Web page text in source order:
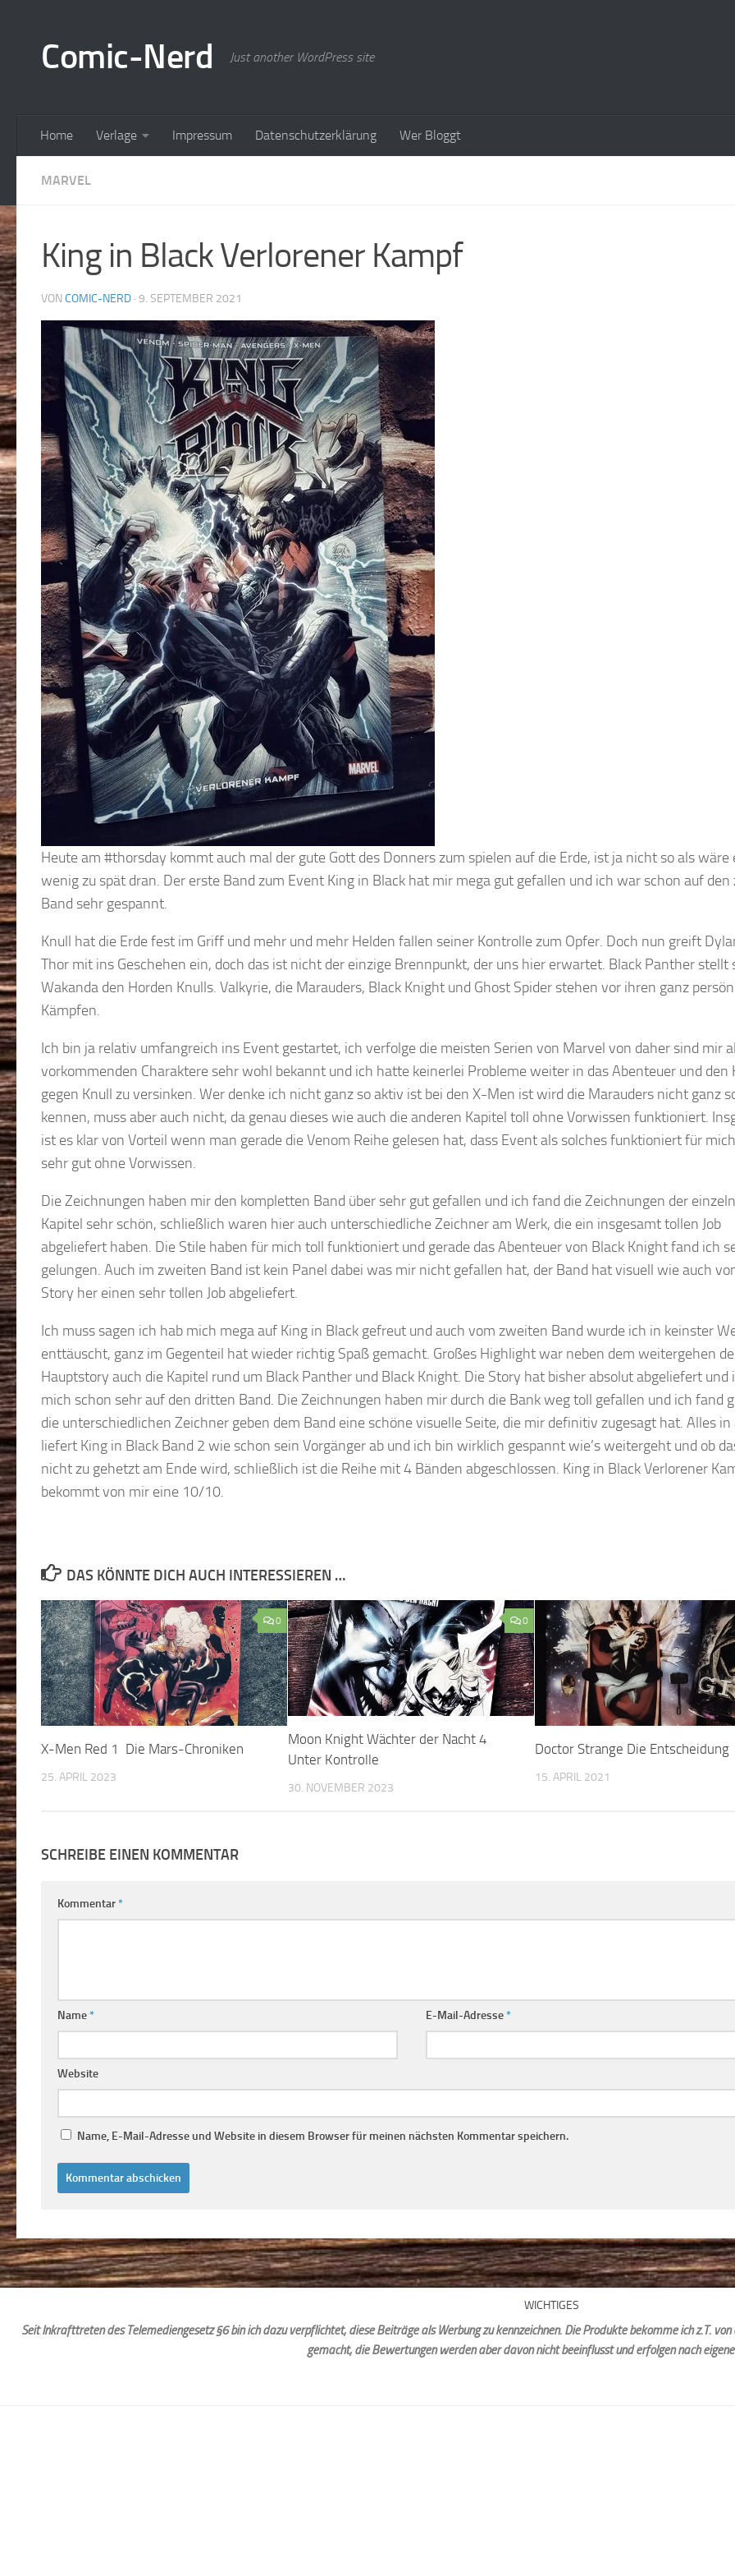
Comic-Nerd Just another WordPress site
Home Verlage Impressum Datenschutzerklärung Wer Bloggt
MARVEL
King in Black Verlorener Kampf
VON COMIC-NERD · 9. SEPTEMBER 2021
Heute am #thorsday kommt auch mal der gute Gott des Donners zum spielen auf die Erde, ist ja nicht so als wäre
wenig zu spät dran. Der erste Band zum Event King in Black hat mir mega gut gefallen und ich war schon auf
Band sehr gespannt.
Knull hat die Erde fest im Griff und mehr und mehr Helden fallen seiner Kontrolle zum Opfer. Doch nun greift
Thor mit ins Geschehen ein, doch das ist nicht der einzige Brennpunkt, der uns hier erwartet. Black Panther stellt
Wakanda den Horden Knulls. Valkyrie, die Marauders, Black Knight und Ghost Spider stehen vor ihren ganz
Kämpfen.
Ich bin ja relativ umfangreich ins Event gestartet, ich verfolge die meisten Serien von Marvel von daher sind mir
vorkommenden Charaktere sehr wohl bekannt und ich hatte keinerlei Probleme weiter in das Abenteuer und den
gegen Knull zu versinken. Wer denke ich nicht ganz so aktiv ist bei den X-Men ist wird die Marauders nicht ganz
kennen, muss aber auch nicht, da genau dieses wie auch die anderen Kapitel toll ohne Vorwissen funktioniert.
ist es klar von Vorteil wenn man gerade die Venom Reihe gelesen hat, dass Event als solches funktioniert für
sehr gut ohne Vorwissen.
Die Zeichnungen haben mir den kompletten Band über sehr gut gefallen und ich fand die Zeichnungen der
Kapitel sehr schön, schließlich waren hier auch unterschiedliche Zeichner am Werk, die ein insgesamt tollen Job
abgeliefert haben. Die Stile haben für mich toll funktioniert und gerade das Abenteuer von Black Knight fand ich
gelungen. Auch im zweiten Band ist kein Panel dabei was mir nicht gefallen hat, der Band hat visuell wie auch
Story her einen sehr tollen Job abgeliefert.
Ich muss sagen ich hab mich mega auf King in Black gefreut und auch vom zweiten Band wurde ich in keinster
enttäuscht, ganz im Gegenteil hat wieder richtig Spaß gemacht. Großes Highlight war neben dem weitergehen
Hauptstory auch die Kapitel rund um Black Panther und Black Knight. Die Story hat bisher absolut abgeliefert und
mich schon sehr auf den dritten Band. Die Zeichnungen haben mir durch die Bank weg toll gefallen und ich fand
die unterschiedlichen Zeichner geben dem Band eine schöne visuelle Seite, die mir definitiv zugesagt hat. Alles in
liefert King in Black Band 2 wie schon sein Vorgänger ab und ich bin wirklich gespannt wie’s weitergeht und ob
nicht zu gehetzt am Ende wird, schließlich ist die Reihe mit 4 Bänden abgeschlossen. King in Black Verlorener
bekommt von mir eine 10/10.
DAS KÖNNTE DICH AUCH INTERESSIEREN …
0
X-Men Red 1 Die Mars-Chroniken
25. APRIL 2023
0
Moon Knight Wächter der Nacht 4
Unter Kontrolle
30. NOVEMBER 2023
Doctor Strange Die Entscheidung
15. APRIL 2021
SCHREIBE EINEN KOMMENTAR
Kommentar*
Name* E-Mail-Adresse*
Website
Name, E-Mail-Adresse und Website in diesem Browser für meinen nächsten Kommentar speichern.
WICHTIGES
Seit Inkrafttreten des Telemediengesetz §6 bin ich dazu verpflichtet, diese Beiträge als Werbung zu kennzeichnen. Die Produkte bekomme ich z.T.
gemacht, die Bewertungen werden aber davon nicht beeinflusst und erfolgen nach